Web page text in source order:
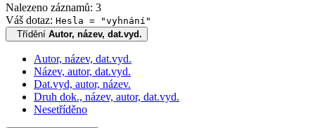
Nalezeno záznamů: 3
Váš dotaz: Hesla = "vyhnání"
Třídění Autor, název, dat.vyd.
Autor, název, dat.vyd.
Název, autor, dat.vyd.
Dat.vyd, autor, název.
Druh dok., název, autor, dat.vyd.
Nesetříděno